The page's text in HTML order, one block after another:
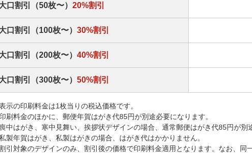
口割引（50枚〜） 20%割引
口割引（100枚〜） 30%割引
口割引（200枚〜） 40%割引
口割引（300枚〜） 50%割引
示の印刷料金は1枚当りの税込価格です。
刷料金のほかに、郵便年賀はがき代85円が別途必要になります。
中はがき、寒中見舞い、挨拶状デザインの場合、通常郵便はがき代85円が別
製年賀はがき、私製はがきの場合、はがき代はかかりません。
引対象のデザインのみ、割引後の価格で印刷料金適用となります。なお、